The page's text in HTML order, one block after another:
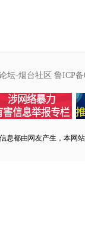
坛-烟台社区 鲁ICP备
息都由网友产生，本网